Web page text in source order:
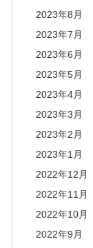
2023年8月
2023年7月
2023年6月
2023年5月
2023年4月
2023年3月
2023年2月
2023年1月
2022年12月
2022年11月
2022年10月
2022年9月